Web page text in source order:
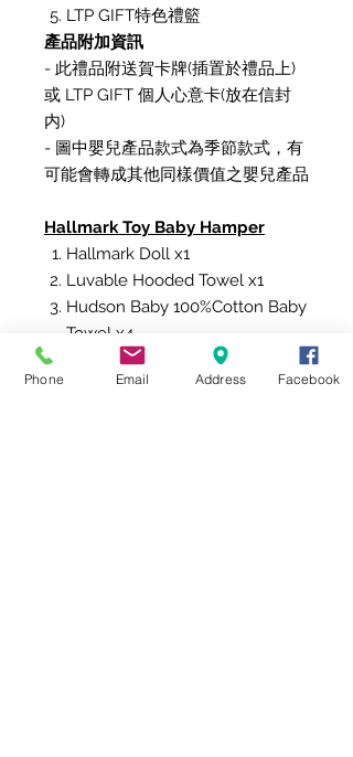
LTP GIFT特色禮籃
產品附加資訊
- 此禮品附送賀卡牌(插置於禮品上)
或 LTP GIFT 個人心意卡(放在信封
内)
- 圖中嬰兒產品款式為季節款式，有
可能會轉成其他同樣價值之嬰兒產品
Hallmark Toy Baby Hamper
Hallmark Doll x1
Luvable Hooded Towel x1
Hudson Baby 100%Cotton Baby
Towel x4
Luvable Baby Booties x1
LTP Gift Traditional Basket
Phone Email Address Facebook